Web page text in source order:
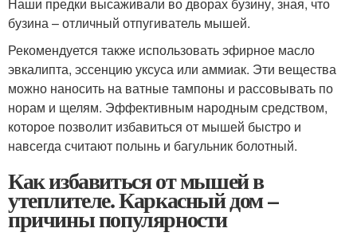
бузина – отличный отпугиватель мышей.
Рекомендуется также использовать эфирное масло
эвкалипта, эссенцию уксуса или аммиак. Эти вещества
можно наносить на ватные тампоны и рассовывать по
норам и щелям. Эффективным народным средством,
которое позволит избавиться от мышей быстро и
навсегда считают полынь и багульник болотный.
Как избавиться от мышей в
утеплителе. Каркасный дом –
причины популярности